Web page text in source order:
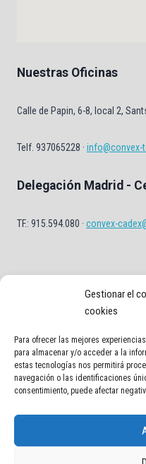
Gestionar el
cookies
Para ofrecer las mejores
para almacenar y/o acceder a la
estas tecnologías nos permitirá
navegación o las identificaciones
consentimiento, puede afectar
Nuestras Oficinas
Calle de Papin, 6-8, local 2,
Telf. 937065228 · info@convex-
Delegación Madrid -
TF.: 915.594.080 · convex-
Aviso Legal Política de